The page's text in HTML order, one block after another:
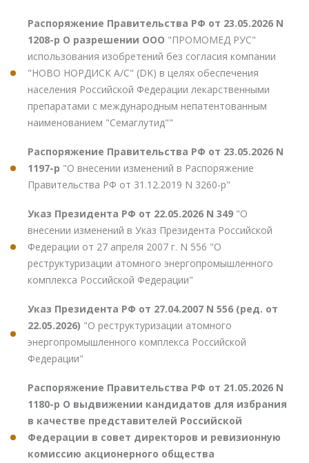
Распоряжение Правительства РФ от 23.05.2026 N
1208-р О разрешении ООО "ПРОМОМЕД РУС"
использования изобретений без согласия компании
"НОВО НОРДИСК А/С" (DK) в целях обеспечения
населения Российской Федерации лекарственными
препаратами с международным непатентованным
наименованием "Семаглутид""
Распоряжение Правительства РФ от 23.05.2026 N
1197-р "О внесении изменений в Распоряжение
Правительства РФ от 31.12.2019 N 3260-р"
Указ Президента РФ от 22.05.2026 N 349 "О
внесении изменений в Указ Президента Российской
Федерации от 27 апреля 2007 г. N 556 "О
реструктуризации атомного энергопромышленного
комплекса Российской Федерации"
Указ Президента РФ от 27.04.2007 N 556 (ред. от
22.05.2026) "О реструктуризации атомного
энергопромышленного комплекса Российской
Федерации"
Распоряжение Правительства РФ от 21.05.2026 N
1180-р О выдвижении кандидатов для избрания
в качестве представителей Российской
Федерации в совет директоров и ревизионную
комиссию акционерного общества